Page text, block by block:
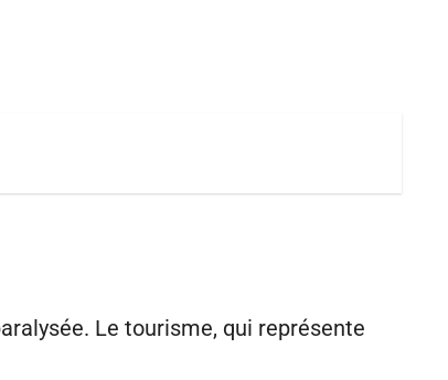
Le tourisme, qui représente